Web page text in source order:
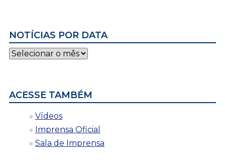
NOTÍCIAS POR DATA
Notícias
por
ACESSE TAMBÉM
Vídeos
Imprensa Oficial
Sala de Imprensa